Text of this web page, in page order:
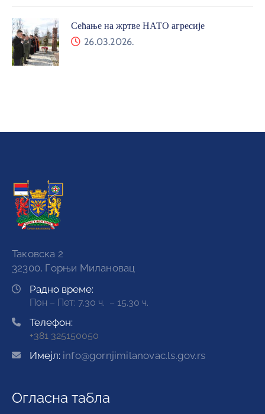
Сећање на жртве НАТО агресије
26.03.2026.
Таковска 2
32300, Горњи Милановац
Радно време:
Пон – Пет: 7.30 ч. – 15.30 ч.
Телефон:
+381 325150050
Имејл: info@gornjimilanovac.ls.gov.rs
Огласна табла